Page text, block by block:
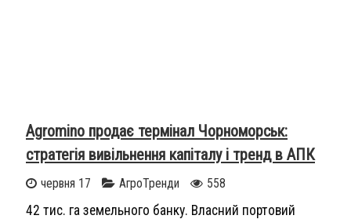
Agromino продає термінал Чорноморськ:
стратегія вивільнення капіталу і тренд в АПК
червня 17 АгроТренди 558
42 тис. га земельного банку. Власний портовий